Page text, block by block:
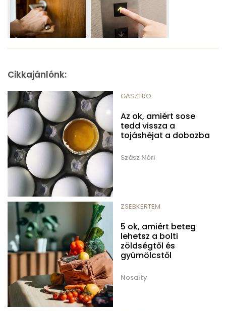
Cikkajánlónk:
GASZTRO
Az ok, amiért sose
tedd vissza a
tojáshéjat a dobozba
Szász Nóri
ZSEBKERTEM
5 ok, amiért beteg
lehetsz a bolti
zöldségtől és
gyümölcstől
Nosalty